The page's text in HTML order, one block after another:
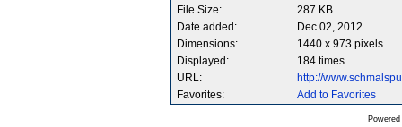
File Size:
287 KB
Date added:
Dec 02, 2012
Dimensions:
1440 x 973 pixels
Displayed:
184 times
URL:
http://
Favorites:
Add to Favorites